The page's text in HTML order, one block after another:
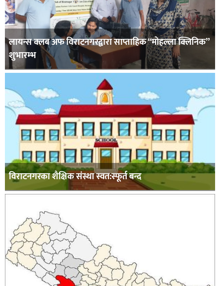
लायन्स क्लब अफ विराटनगरद्वारा साप्ताहिक “मोहल्ला क्लिनिक”
शुभारम्भ
विराटनगरका शैक्षिक संस्था स्वत:स्फूर्त बन्द